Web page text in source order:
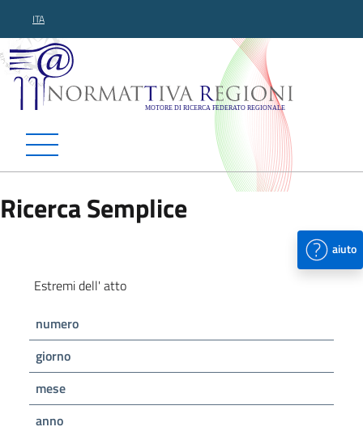
ITA
Normattiva Regioni -
Ricerca Semplice
aiuto
Estremi dell' atto
numero
giorno
mese
anno